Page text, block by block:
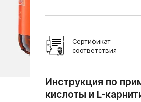
Сертификат
соответствия
Инструкция по
кислоты и L-